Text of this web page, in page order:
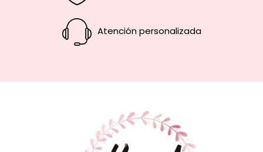
Atención personalizada